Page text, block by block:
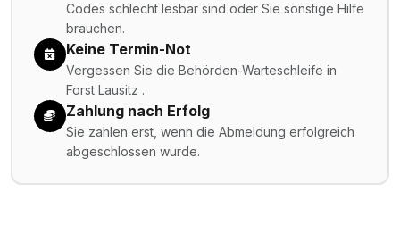
Codes schlecht lesbar sind oder Sie sonstige Hilfe
brauchen.
Keine Termin-Not
Vergessen Sie die Behörden-Warteschleife in
Forst Lausitz .
Zahlung nach Erfolg
Sie zahlen erst, wenn die Abmeldung erfolgreich
abgeschlossen wurde.